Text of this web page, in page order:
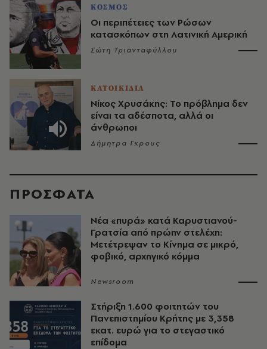
ΚΟΣΜΟΣ
Οι περιπέτειες των Ρώσων
κατασκόπων στη Λατινική Αμερική
Σώτη Τριανταφύλλου
ΚΑΤΟΙΚΙΔΙΑ
Νίκος Χρυσάκης: Το πρόβλημα δεν
είναι τα αδέσποτα, αλλά οι
άνθρωποι
Δήμητρα Γκρους
ΠΡΟΣΦΑΤΑ
Νέα «πυρά» κατά Καρυστιανού-
Γρατσία από πρώην στελέχη:
Μετέτρεψαν το Κίνημα σε μικρό,
φοβικό, αρχηγικό κόμμα
Newsroom
Στήριξη 1.600 φοιτητών του
Πανεπιστημίου Κρήτης με 3,358
εκατ. ευρώ για το στεγαστικό
επίδομα